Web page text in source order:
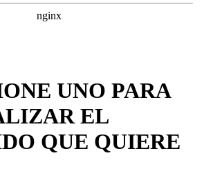
UNO PARA
EL
QUE QUIERE